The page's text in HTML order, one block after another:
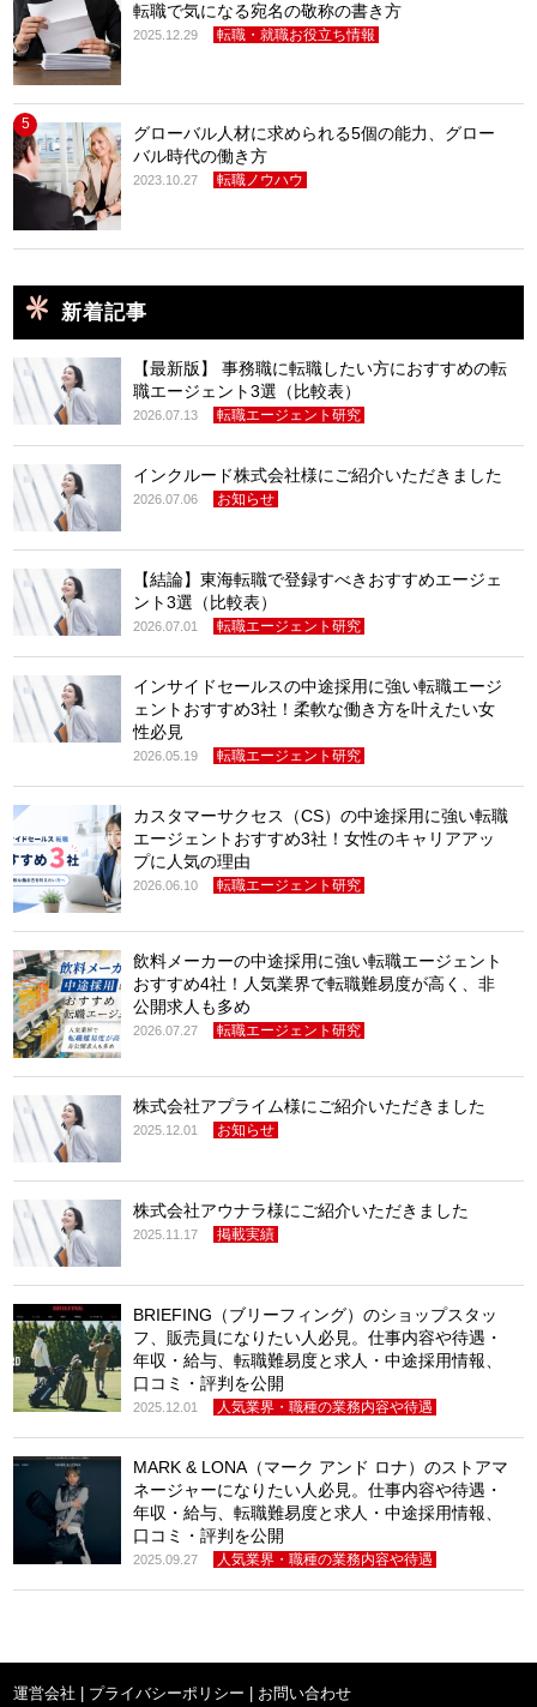
転職で気になる宛名の敬称の書き方
2025.12.29 転職・就職お役立ち情報
5
グローバル人材に求められる5個の能力、グロー
バル時代の働き方
2023.10.27 転職ノウハウ
新着記事
【最新版】 事務職に転職したい方におすすめの転
職エージェント3選（比較表）
2026.07.13 転職エージェント研究
インクルード株式会社様にご紹介いただきました
2026.07.06 お知らせ
【結論】東海転職で登録すべきおすすめエージェ
ント3選（比較表）
2026.07.01 転職エージェント研究
インサイドセールスの中途採用に強い転職エージ
ェントおすすめ3社！柔軟な働き方を叶えたい女
性必見
2026.05.19 転職エージェント研究
カスタマーサクセス（CS）の中途採用に強い転職
エージェントおすすめ3社！女性のキャリアアッ
プに人気の理由
2026.06.10 転職エージェント研究
飲料メーカーの中途採用に強い転職エージェント
おすすめ4社！人気業界で転職難易度が高く、非
公開求人も多め
2026.07.27 転職エージェント研究
株式会社アプライム様にご紹介いただきました
2025.12.01 お知らせ
株式会社アウナラ様にご紹介いただきました
2025.11.17 掲載実績
BRIEFING（ブリーフィング）のショップスタッ
フ、販売員になりたい人必見。仕事内容や待遇・
年収・給与、転職難易度と求人・中途採用情報、
口コミ・評判を公開
2025.12.01 人気業界・職種の業務内容や待遇
MARK & LONA（マーク アンド ロナ）のストアマ
ネージャーになりたい人必見。仕事内容や待遇・
年収・給与、転職難易度と求人・中途採用情報、
口コミ・評判を公開
2025.09.27 人気業界・職種の業務内容や待遇
運営会社 プライバシーポリシー お問い合わせ